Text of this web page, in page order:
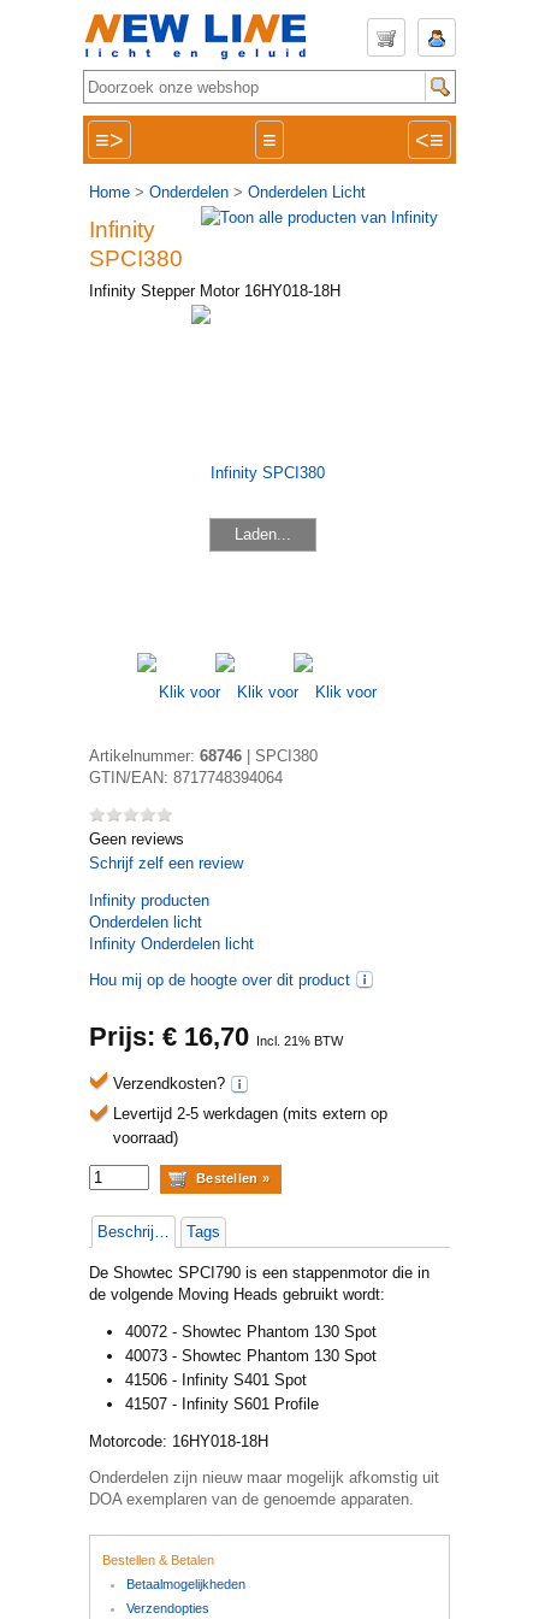
≡> ≡ <≡
Home > Onderdelen > Onderdelen Licht
Infinity
SPCI380
Infinity Stepper Motor 16HY018-18H
Laden...
Artikelnummer: 68746
SPCI380
GTIN/EAN: 8717748394064
Geen reviews
Schrijf zelf een review
Infinity producten
Onderdelen licht
Infinity Onderdelen licht
Hou mij op de hoogte over dit product
Prijs: € 16,70 Incl. 21% BTW
Verzendkosten?
Levertijd 2-5 werkdagen (mits extern op
voorraad)
Beschrijving Tags
De Showtec SPCI790 is een stappenmotor die in
de volgende Moving Heads gebruikt wordt:
40072 - Showtec Phantom 130 Spot
40073 - Showtec Phantom 130 Spot
41506 - Infinity S401 Spot
41507 - Infinity S601 Profile
Motorcode: 16HY018-18H
Onderdelen zijn nieuw maar mogelijk afkomstig uit
DOA exemplaren van de genoemde apparaten.
Bestellen & Betalen
Betaalmogelijkheden
Verzendopties